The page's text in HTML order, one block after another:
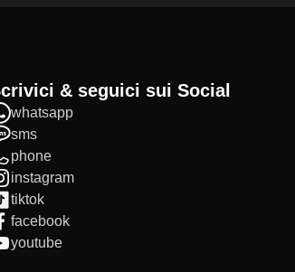
Scrivici & seguici sui Social
whatsapp
sms
phone
instagram
tiktok
facebook
youtube